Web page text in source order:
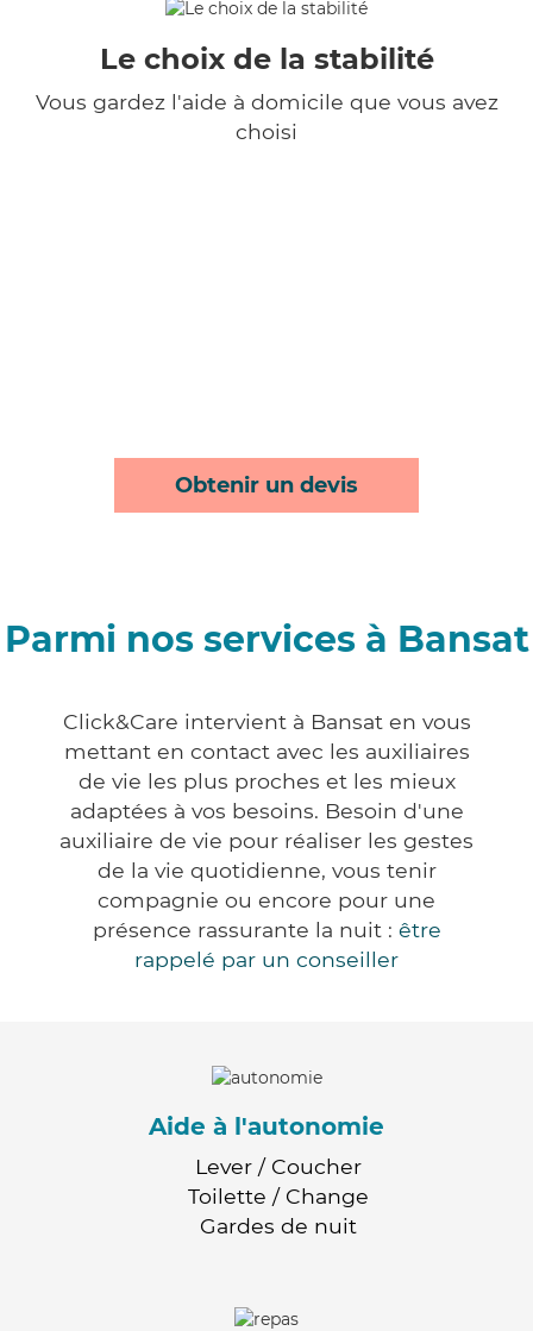
Le choix de la stabilité
Vous gardez l'aide à domicile que vous avez
choisi
Obtenir un devis
Parmi nos services à Bansat
Click&Care intervient à Bansat en vous
mettant en contact avec les auxiliaires
de vie les plus proches et les mieux
adaptées à vos besoins. Besoin d'une
auxiliaire de vie pour réaliser les gestes
de la vie quotidienne, vous tenir
compagnie ou encore pour une
présence rassurante la nuit : être
rappelé par un conseiller
Aide à l'autonomie
Lever / Coucher
Toilette / Change
Gardes de nuit